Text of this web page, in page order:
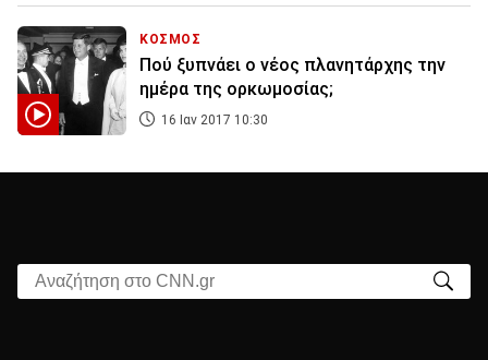
ΚΟΣΜΟΣ
Πού ξυπνάει ο νέος πλανητάρχης την
ημέρα της ορκωμοσίας;
16 Ιαν 2017 10:30
Αναζήτηση στο CNN.gr